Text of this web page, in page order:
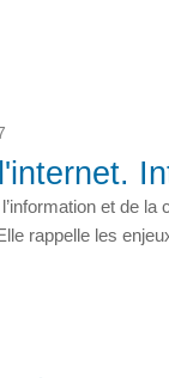
et de
rappelle les